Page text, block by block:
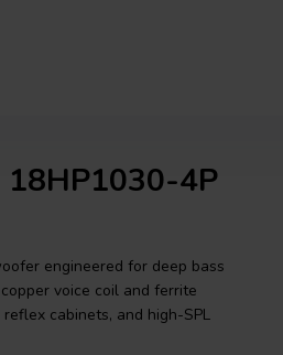
18HP1030-4P
engineered for deep bass
voice coil and ferrite
cabinets, and high-SPL